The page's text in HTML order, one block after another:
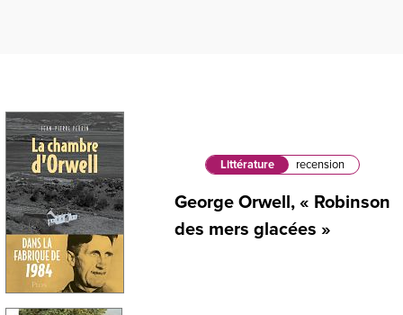
Littérature recension
George Orwell, « Robinson
des mers glacées »